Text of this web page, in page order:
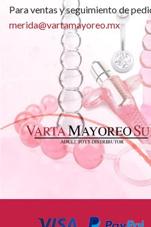
Para ventas y seguimiento de
merida@vartamayoreo.mx